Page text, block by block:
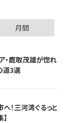
月間
・鹿取茂雄が惚れ
道3選
！三河湾ぐるっと